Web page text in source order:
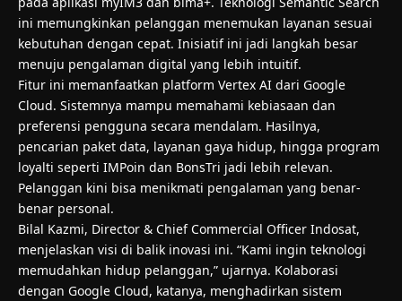
ini memungkinkan pelanggan menemukan layanan sesuai
kebutuhan dengan cepat. Inisiatif ini jadi langkah besar
menuju pengalaman digital yang lebih intuitif.
Fitur ini memanfaatkan platform Vertex AI dari Google
Cloud. Sistemnya mampu memahami kebiasaan dan
preferensi pengguna secara mendalam. Hasilnya,
pencarian paket data, layanan gaya hidup, hingga program
loyalti seperti IMPoin dan BonsTri jadi lebih relevan.
Pelanggan kini bisa menikmati pengalaman yang benar-
benar personal.
Bilal Kazmi, Director & Chief Commercial Officer Indosat,
menjelaskan visi di balik inovasi ini. “Kami ingin teknologi
memudahkan hidup pelanggan,” ujarnya. Kolaborasi
dengan Google Cloud, katanya, menghadirkan sistem